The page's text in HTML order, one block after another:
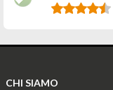
CHI SIAMO